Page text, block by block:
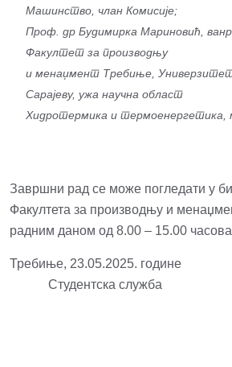
Машинство, члан Комисије;
Проф. др Будимирка Мариновић,
Факултет за производњу
и менаџмент Требиње,
Сарајеву, ужа научна област
Хидротермика и термоенергетика,
Завршни рад се може погледати у
Факултета за производњу и
радним даном од 8.00 – 15.00
Требиње,
Студентска служба